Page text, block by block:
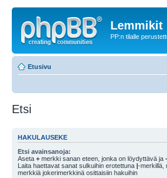
Lemmikit
PP:n tilalle
Etusivu
Etsi
HAKULAUSEKE
Etsi avainsanoja:
Aseta + merkki sanan eteen, jonka on löydyttävä ja -
Laita haettavat sanat sulkuihin erotettuna |-merkillä,
merkkiä jokerimerkkinä osittaisiin hakuihin